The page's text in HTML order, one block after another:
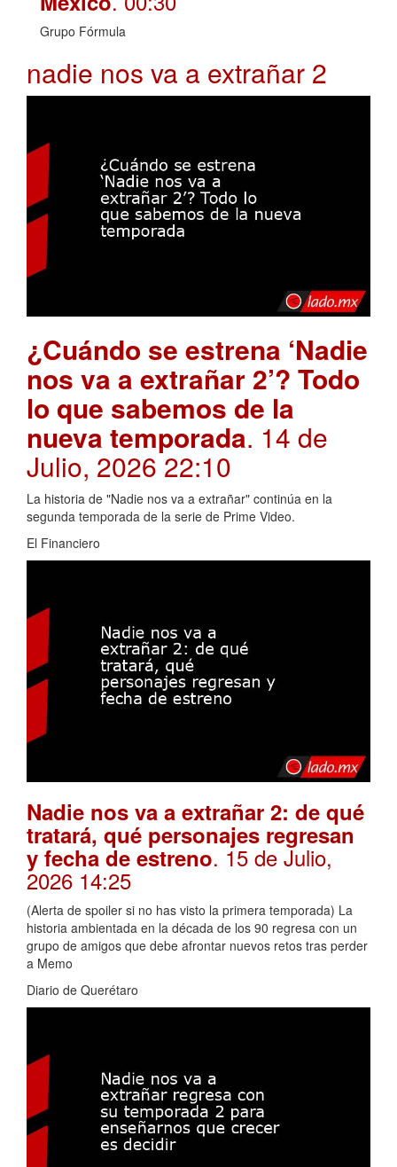
Grupo Fórmula
nadie nos va a extrañar 2
¿Cuándo se estrena ‘Nadie
nos va a extrañar 2’? Todo
lo que sabemos de la
nueva temporada. 14 de
Julio, 2026 22:10
La historia de "Nadie nos va a extrañar" continúa en la
segunda temporada de la serie de Prime Video.
El Financiero
Nadie nos va a extrañar 2: de qué
tratará, qué personajes regresan
y fecha de estreno. 15 de Julio,
2026 14:25
(Alerta de spoiler si no has visto la primera temporada) La
historia ambientada en la década de los 90 regresa con un
grupo de amigos que debe afrontar nuevos retos tras perder
a Memo
Diario de Querétaro